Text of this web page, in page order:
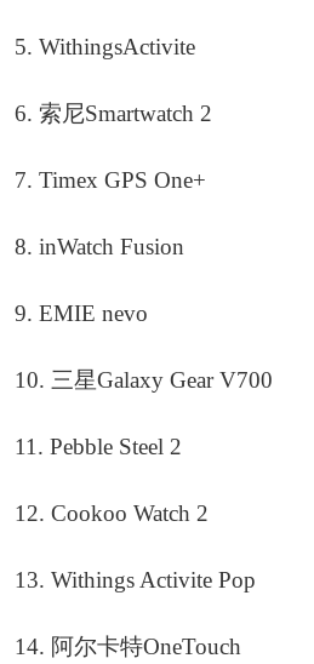
5. WithingsActivite
6. 索尼Smartwatch 2
7. Timex GPS One+
8. inWatch Fusion
9. EMIE nevo
10. 三星Galaxy Gear V700
11. Pebble Steel 2
12. Cookoo Watch 2
13. Withings Activite Pop
14. 阿尔卡特OneTouch